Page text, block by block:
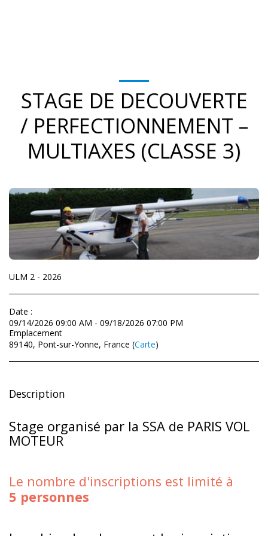
STAGE DE DECOUVERTE
/ PERFECTIONNEMENT –
MULTIAXES (CLASSE 3)
ULM 2 - 2026
Date :
09/14/2026 09:00 AM - 09/18/2026 07:00 PM
Emplacement
89140, Pont-sur-Yonne, France (Carte)
Description
Stage organisé par la SSA de PARIS VOL
MOTEUR
Le nombre d'inscriptions est limité à
5 personnes